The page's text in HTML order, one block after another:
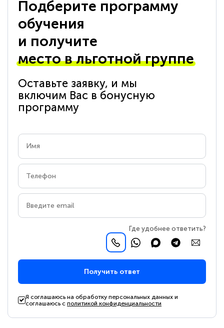
Подберите программу
обучения
и получите
место в льготной группе
Оставьте заявку, и мы
включим Вас в бонусную
программу
Где удобнее ответить?
Получить ответ
Я соглашаюсь на обработку персональных данных и
соглашаюсь сполитикой конфиденциальности